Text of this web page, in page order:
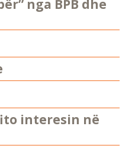
nga BPB dhe
interesin në